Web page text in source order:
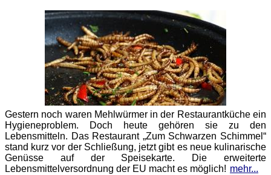
Gestern noch waren Mehlwürmer in der Restaurantküche ein
Hygieneproblem. Doch heute gehören sie zu den
Lebensmitteln. Das Restaurant „Zum Schwarzen Schimmel“
stand kurz vor der Schließung, jetzt gibt es neue kulinarische
Genüsse auf der Speisekarte. Die erweiterte
Lebensmittelversordnung der EU macht es möglich! mehr...